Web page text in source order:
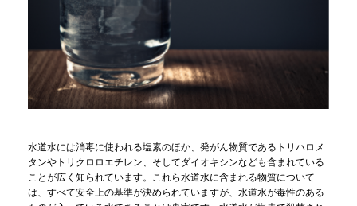
水道水には消毒に使われる塩素のほか、発がん物質であるトリハロメ
タンやトリクロロエチレン、そしてダイオキシンなども含まれている
ことが広く知られています。これら水道水に含まれる物質について
は、すべて安全上の基準が決められていますが、水道水が毒性のある